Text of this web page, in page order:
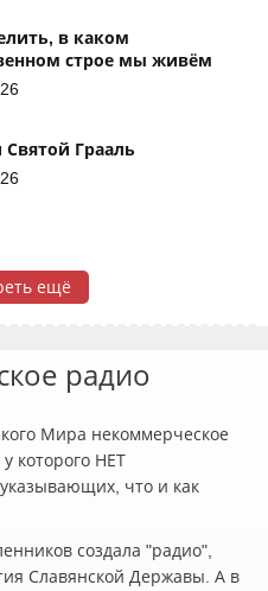
в каком
строе мы живём
Грааль
ещё
радио
Мира некоммерческое
которого НЕТ
что и как
создала "радио",
Славянской Державы. А в